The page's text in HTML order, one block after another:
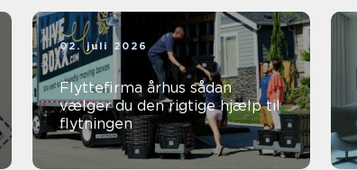
02. juli 2026
Flyttefirma århus sådan
vælger du den rigtige hjælp til
flytningen